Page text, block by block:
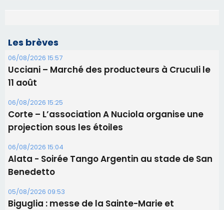
Les brèves
06/08/2026 15:57
Ucciani – Marché des producteurs à Cruculi le
11 août